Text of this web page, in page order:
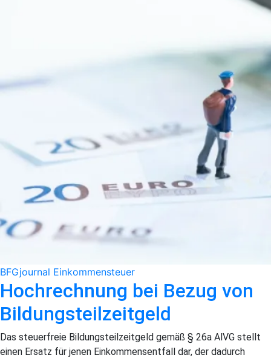
BFGjournal Einkommensteuer
Hochrechnung bei Bezug von
Bildungsteilzeitgeld
Das steuerfreie Bildungsteilzeitgeld gemäß § 26a AlVG stellt
einen Ersatz für jenen Einkommensentfall dar, der dadurch